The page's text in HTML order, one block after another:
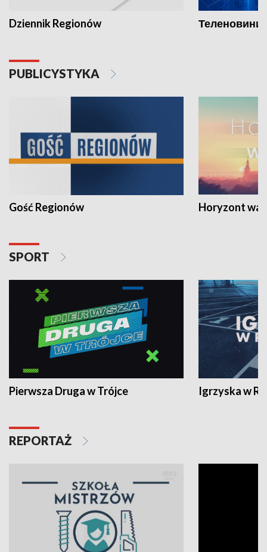
Dziennik Regionów Теленовини
PUBLICYSTYKA
Gość Regionów Horyzont
SPORT
Pierwsza Druga w Trójce Igrzyska w
REPORTAŻ